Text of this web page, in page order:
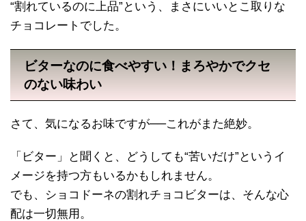
“割れているのに上品”という、まさにいいとこ取りな
チョコレートでした。
ビターなのに食べやすい！まろやかでクセ
のない味わい
さて、気になるお味ですが──これがまた絶妙。
「ビター」と聞くと、どうしても“苦いだけ”というイ
メージを持つ方もいるかもしれません。
でも、ショコドーネの割れチョコビターは、そんな心
配は一切無用。